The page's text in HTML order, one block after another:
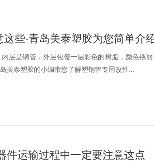
些-青岛美泰塑胶为您简单介
层是钢管，外层包覆一层彩色的树脂，颜色艳
美泰塑胶的小编带您了解塑钢管专用改性...
件运输过程中一定要注意这点